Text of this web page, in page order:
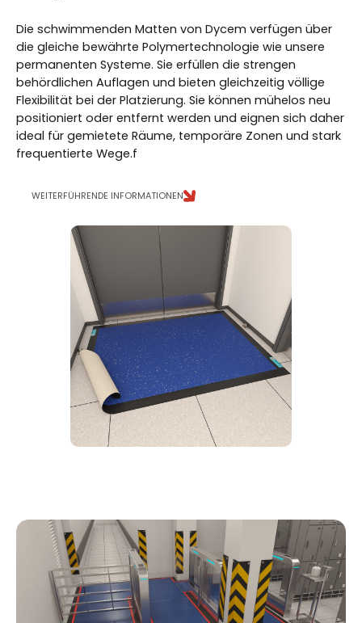
Die schwimmenden Matten von Dycem verfügen über
die gleiche bewährte Polymertechnologie wie unsere
permanenten Systeme. Sie erfüllen die strengen
behördlichen Auflagen und bieten gleichzeitig völlige
Flexibilität bei der Platzierung. Sie können mühelos neu
positioniert oder entfernt werden und eignen sich daher
ideal für gemietete Räume, temporäre Zonen und stark
frequentierte Wege.f
WEITERFÜHRENDE INFORMATIONEN